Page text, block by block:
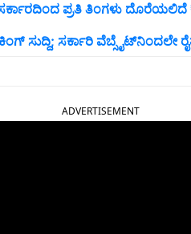
ಪ್ರತಿ ತಿಂಗಳು ದೊರೆಯಲಿದೆ
ಸುದ್ದಿ; ಸರ್ಕಾರಿ ವೆಬ್ಸೈಟ್‌ನಿಂದಲೇ